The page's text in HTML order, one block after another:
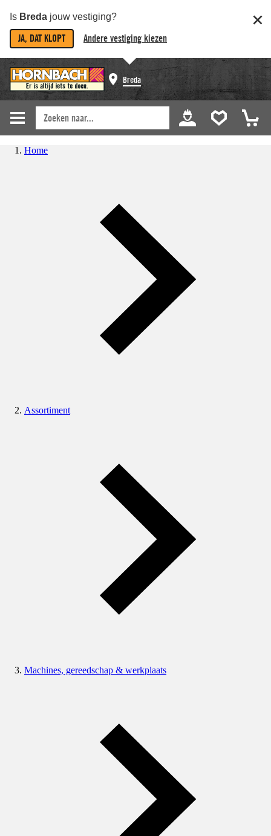
Is Breda jouw vestiging?
JA, DAT KLOPT Andere vestiging kiezen
Breda
Home
Assortiment
Machines, gereedschap & werkplaats